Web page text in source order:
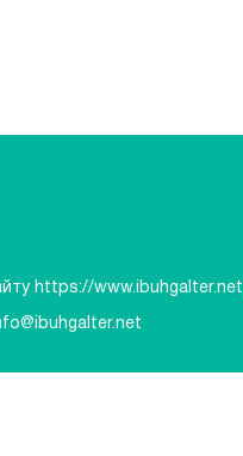
https://www.ibuhgalter.net